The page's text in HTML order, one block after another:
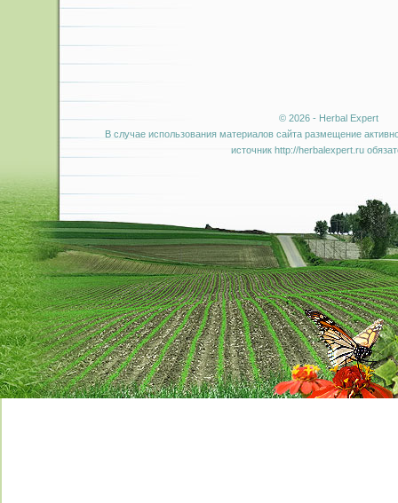
© 2026 - Herbal Expert
В случае использования материалов сайта размещение
источник http://herbalexpert.ru